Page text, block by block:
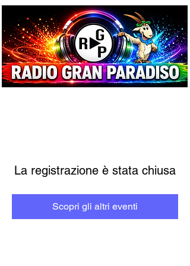
La registrazione è stata chiusa
Scopri gli altri eventi